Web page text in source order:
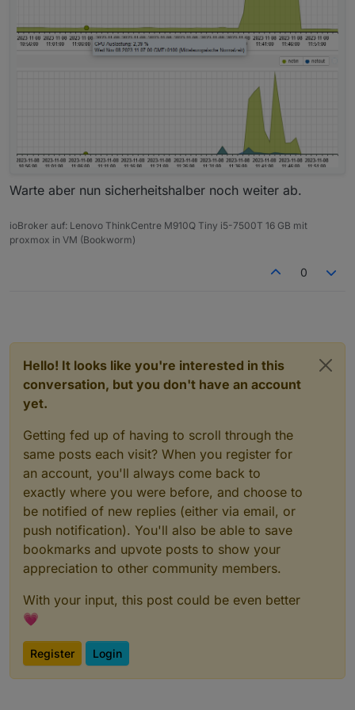
Warte aber nun sicherheitshalber noch weiter ab.
ioBroker auf: Lenovo ThinkCentre M910Q Tiny i5-7500T 16 GB mit
proxmox in VM (Bookworm)
0
Hello! It looks like you're interested in this
conversation, but you don't have an account
yet.
Getting fed up of having to scroll through the
same posts each visit? When you register for
an account, you'll always come back to
exactly where you were before, and choose to
be notified of new replies (either via email, or
push notification). You'll also be able to save
bookmarks and upvote posts to show your
appreciation to other community members.
With your input, this post could be even better
💗
Register Login